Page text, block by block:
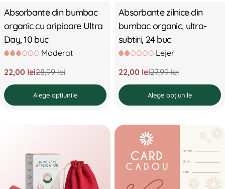
Absorbante din bumbac
organic cu aripioare Ultra
Day, 10 buc
Moderat
Preț
redus
22,00 lei
Preț
standard
28,99 lei
Alege opțiunile
Absorbante zilnice din
bumbac organic, ultra-
subtiri, 24 buc
Lejer
Preț
redus
22,00 lei
Preț
standard
27,99 lei
Alege opțiunile